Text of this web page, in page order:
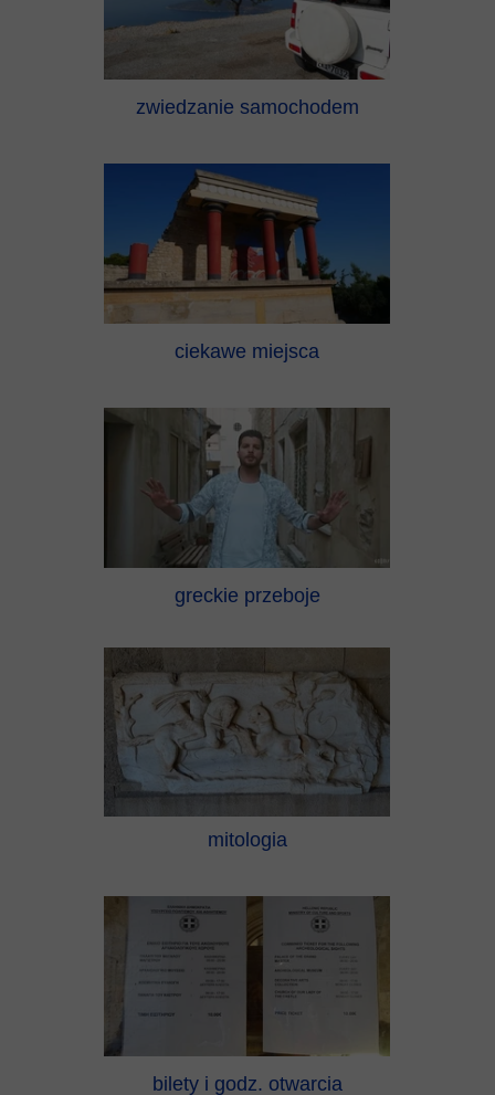
zwiedzanie samochodem
ciekawe miejsca
greckie przeboje
mitologia
bilety i godz. otwarcia